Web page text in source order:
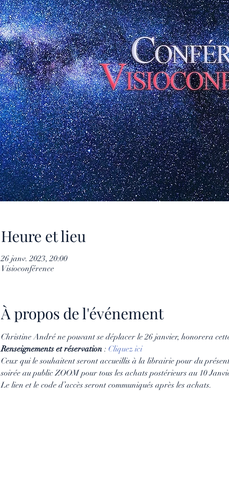
Heure et lieu
26 janv. 2023, 20:00
Visioconférence
À propos de l'événement
Christine André ne pouvant se déplacer le 26 janvier, honorera
Renseignements et réservation : Cliquez ici
Ceux qui le souhaitent seront accueillis à la librairie pour du
soirée au public ZOOM pour tous les achats postérieurs au 10
Le lien et le code d’accès seront communiqués après les achats.